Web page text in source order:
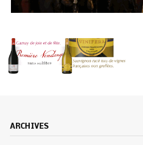
ARCHIVES